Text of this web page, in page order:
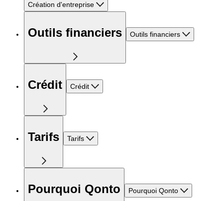
Création d'entreprise
Outils financiers Outils financiers
Crédit Crédit
Tarifs Tarifs
Pourquoi Qonto Pourquoi Qonto